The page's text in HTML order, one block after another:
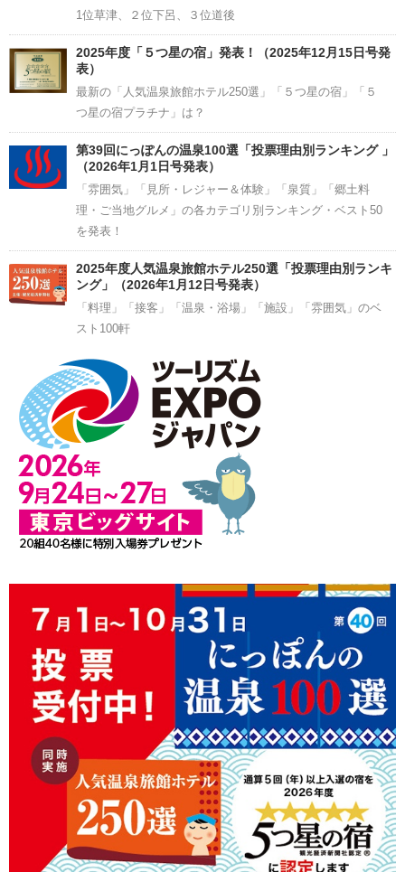
1位草津、２位下呂、３位道後
2025年度「５つ星の宿」発表！（2025年12月15日号発
表）
最新の「人気温泉旅館ホテル250選」「５つ星の宿」「５
つ星の宿プラチナ」は？
第39回にっぽんの温泉100選「投票理由別ランキング 」
（2026年1月1日号発表）
「雰囲気」「見所・レジャー＆体験」「泉質」「郷土料
理・ご当地グルメ」の各カテゴリ別ランキング・ベスト50
を発表！
2025年度人気温泉旅館ホテル250選「投票理由別ランキ
ング」（2026年1月12日号発表）
「料理」「接客」「温泉・浴場」「施設」「雰囲気」のベ
スト100軒